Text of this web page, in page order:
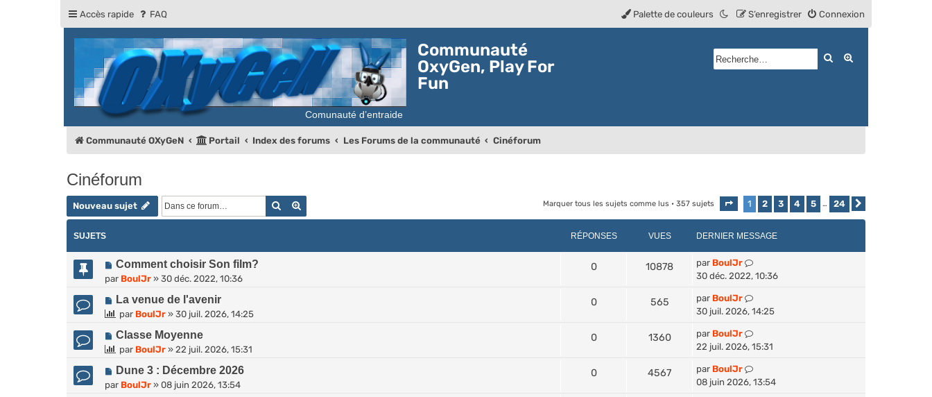
Accès rapide FAQ Connexion
S’enregistrer
Palette de couleurs
Communauté
OxyGen, Play For
Fun
Rechercher
Communauté OXyGeN Portail Index des forums Les Forums de la communauté Cinéforum
Cinéforum
Nouveau sujet Rechercher Marquer tous les sujets comme lus • 357 sujets Page 1sur24
1 2 3 4 5 … 24
SUJETS RÉPONSES VUES DERNIER MESSAGE
Comment choisir Son film?
par BoulJr » 30 déc. 2022, 10:36
0 10878 par BoulJr
30 déc. 2022, 10:36
La venue de l'avenir
par BoulJr » 30 juil. 2026, 14:25
0 565 par BoulJr
30 juil. 2026, 14:25
Classe Moyenne
par BoulJr » 22 juil. 2026, 15:31
0 1360 par BoulJr
22 juil. 2026, 15:31
Dune 3 : Décembre 2026
par BoulJr » 08 juin 2026, 13:54
0 4567 par BoulJr
08 juin 2026, 13:54